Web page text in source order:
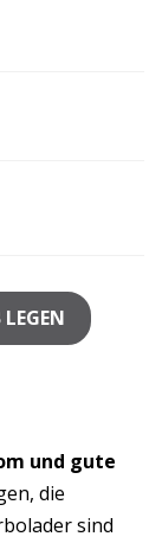
und gute
die
sind